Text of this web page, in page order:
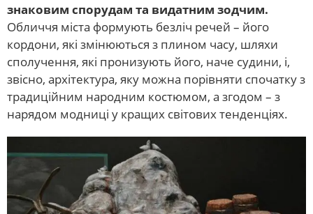
знаковим спорудам та видатним зодчим.
Обличчя міста формують безліч речей – його
кордони, які змінюються з плином часу, шляхи
сполучення, які пронизують його, наче судини, і,
звісно, архітектура, яку можна порівняти спочатку з
традиційним народним костюмом, а згодом – з
нарядом модниці у кращих світових тенденціях.